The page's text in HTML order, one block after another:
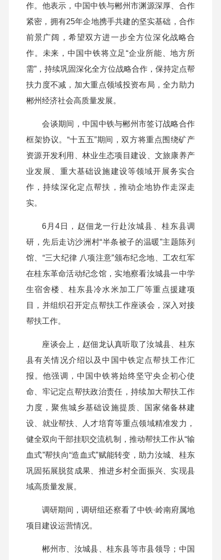
作。他表示，中国中铁与郴州市渊源深厚、合作
紧密，拥有25年企地携手共建的坚实基础，合作
前景广阔，希望双方进一步全方位深化战略合
作。未来，中国中铁将立足“企业所能、地方所
需”，持续巩固深化全方位战略合作，保持定点帮
扶力度不减，加大重点领域投资布局，全力助力
郴州经济社会高质量发展。
会谈期间，中国中铁与郴州市签订战略合作
框架协议。“十五五”期间，双方将重点围绕矿产
资源开发利用、林业生态项目建设、文旅康养产
业发展、重大基础设施建设等领域开展务实合
作，持续深化定点帮扶，推动企地协作走深走
实。
6月4日，赵佃龙一行赴汝城县、桂东县调
研，先后走访沙洲村“半条被子的温暖”主题陈列
馆、“三大纪律 八项注意”颁布纪念地、工农红军
在桂东革命活动纪念馆，实地察看汝城县一中学
生宿舍楼、桂东县冷水米加工厂等重点援建项
目，并组织召开定点帮扶工作座谈会，深入对接
帮扶工作。
座谈会上，赵佃龙认真听取了汝城县、桂东
县有关情况介绍以及中国中铁定点帮扶工作汇
报。他强调，中国中铁将始终坚守央企初心使
命、牢记定点帮扶政治责任，持续加大帮扶工作
力度，聚焦城乡基础设施提质、国家储备林建
设、就业帮扶、人才培育等重点领域精准发力，
健全双向干部挂职交流机制，推动帮扶工作从“输
血式”帮扶向“造血式”赋能转变，助力汝城、桂东
巩固拓展脱贫成果、推进乡村全面振兴、实现县
域高质量发展。
调研期间，调研组还察看了中铁·岭南府属地
项目建设运营情况。
郴州市、汝城县、桂东县等市县领导；中国